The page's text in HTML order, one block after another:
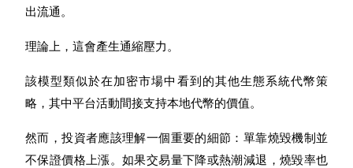
機槍池
一鍵質押鎖定高收益
出流通。
理論上，這會產生通縮壓力。
該模型類似於在加密市場中看到的其他生態系統代幣策
略，其中平台活動間接支持本地代幣的價值。
然而，投資者應該理解一個重要的細節：單靠燒毀機制並
不保證價格上漲。如果交易量下降或熱潮減退，燒毀率也